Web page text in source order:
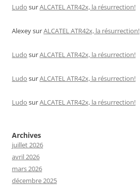
Ludo surALCATEL ATR42x, la résurrection!
AlexeysurALCATEL ATR42x, la résurrection!
Ludo surALCATEL ATR42x, la résurrection!
Ludo surALCATEL ATR42x, la résurrection!
Ludo surALCATEL ATR42x, la résurrection!
Archives
juillet 2026
avril 2026
mars 2026
décembre 2025